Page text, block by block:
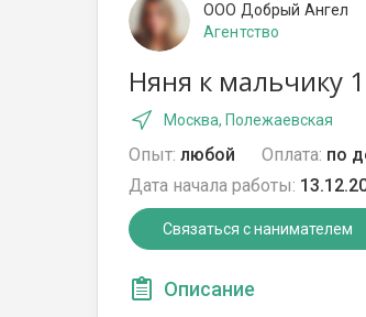
ООО Добрый Ангел
Агентство
Няня к мальчику
Москва, Полежаевская
Опыт: любой Оплата: по
Дата начала работы:
Связаться с нанимателем
Описание